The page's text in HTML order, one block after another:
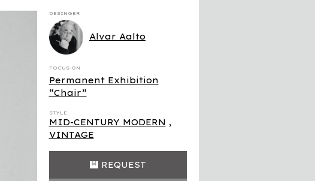
DESINGER
Alvar Aalto
FOCUS ON
Permanent Exhibition
“Chair”
STYLE
MID-CENTURY MODERN ,
VINTAGE
REQUEST